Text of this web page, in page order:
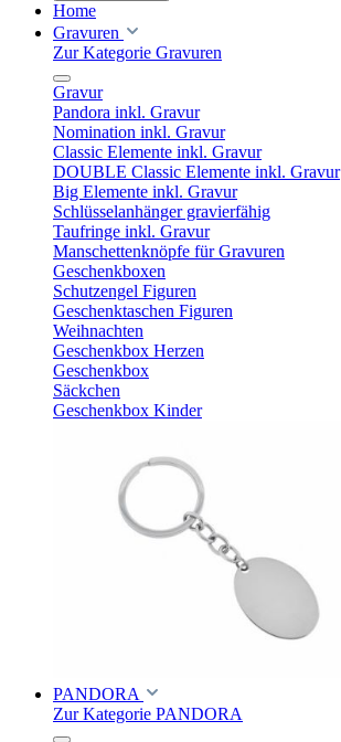
Home
Gravuren
Zur Kategorie Gravuren
Gravur
Pandora inkl. Gravur
Nomination inkl. Gravur
Classic Elemente inkl. Gravur
DOUBLE Classic Elemente inkl. Gravur
Big Elemente inkl. Gravur
Schlüsselanhänger gravierfähig
Taufringe inkl. Gravur
Manschettenknöpfe für Gravuren
Geschenkboxen
Schutzengel Figuren
Geschenktaschen Figuren
Weihnachten
Geschenkbox Herzen
Geschenkbox
Säckchen
Geschenkbox Kinder
PANDORA
Zur Kategorie PANDORA